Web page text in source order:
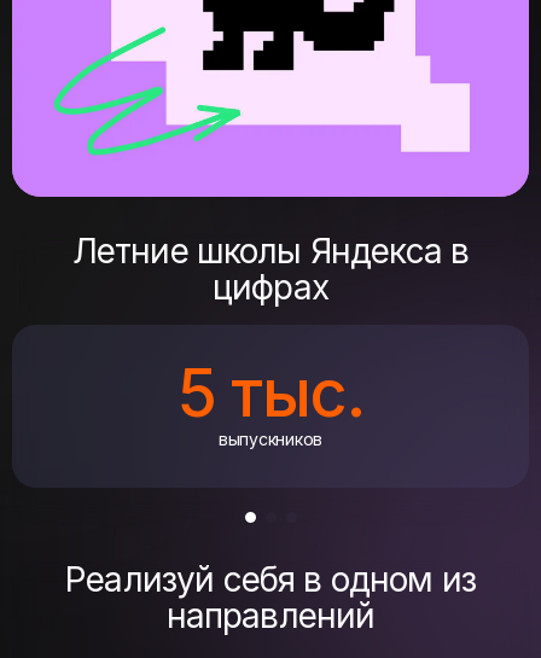
Летние школы Яндекса в
цифрах
5 тыс.
выпускников
Реализуй себя в одном из
направлений